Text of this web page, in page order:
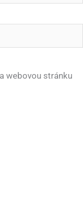
webovou stránku